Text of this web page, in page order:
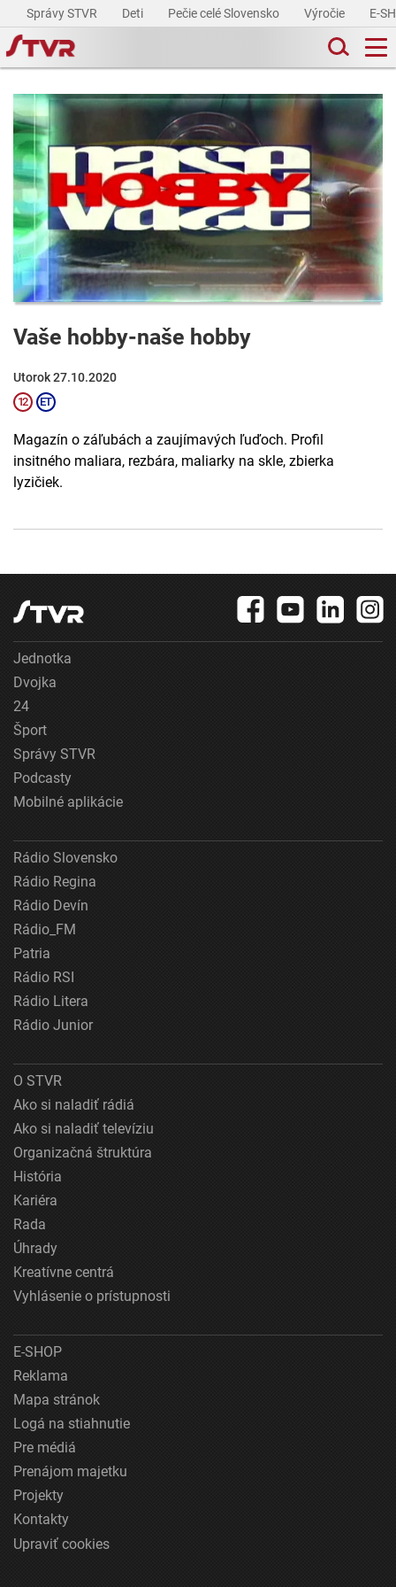
Správy STVR Deti Pečie celé Slovensko Výročie E-
Vaše hobby-naše hobby
Utorok 27.10.2020
Magazín o záľubách a zaujímavých ľuďoch. Profil
insitného maliara, rezbára, maliarky na skle, zbierka
lyzičiek.
Jednotka
Dvojka
24
Šport
Správy STVR
Podcasty
Mobilné aplikácie
Rádio Slovensko
Rádio Regina
Rádio Devín
Rádio_FM
Patria
Rádio RSI
Rádio Litera
Rádio Junior
O STVR
Ako si naladiť rádiá
Ako si naladiť televíziu
Organizačná štruktúra
História
Kariéra
Rada
Úhrady
Kreatívne centrá
Vyhlásenie o prístupnosti
E-SHOP
Reklama
Mapa stránok
Logá na stiahnutie
Pre médiá
Prenájom majetku
Projekty
Kontakty
Upraviť cookies